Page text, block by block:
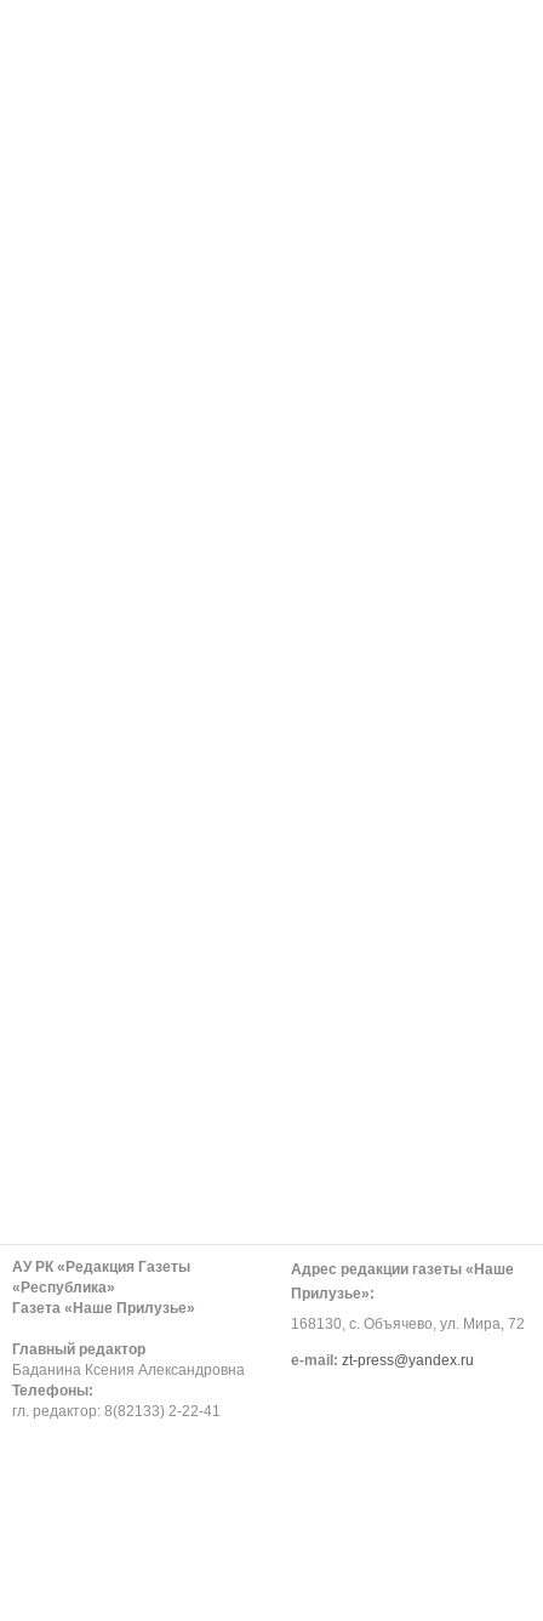
АУ РК «Редакция Газеты
«Республика»
Газета «Наше Прилузье»
Главный редактор
Баданина Ксения Александровна
Телефоны:
гл. редактор: 8(82133) 2-22-41
Адрес редакции газеты «Наше
Прилузье»:
168130, с. Объячево, ул. Мира, 72
е-mail: zt-press@yandex.ru